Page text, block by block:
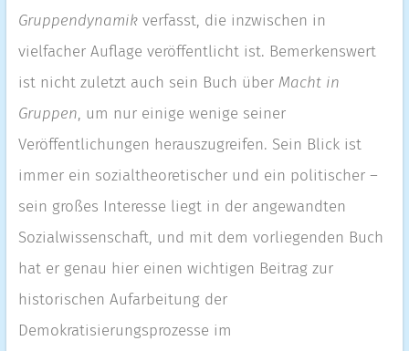
Gruppendynamikverfasst, die inzwischen in
vielfacher Auflage veröffentlicht ist. Bemerkenswert
ist nicht zuletzt auch sein Buch über Macht in
Gruppen, um nur einige wenige seiner
Veröffentlichungen herauszugreifen. Sein Blick ist
immer ein sozialtheoretischer und ein politischer –
sein großes Interesse liegt in der angewandten
Sozialwissenschaft, und mit dem vorliegenden Buch
hat er genau hier einen wichtigen Beitrag zur
historischen Aufarbeitung der
Demokratisierungsprozesse im